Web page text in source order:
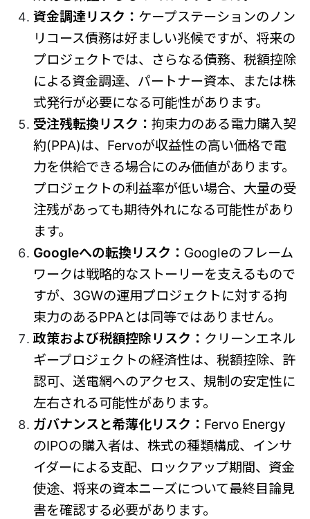
資金調達リスク： ケープステーションのノン
リコース債務は好ましい兆候ですが、将来の
プロジェクトでは、さらなる債務、税額控除
による資金調達、パートナー資本、または株
式発行が必要になる可能性があります。
受注残転換リスク： 拘束力のある電力購入契
約(PPA)は、Fervoが収益性の高い価格で電
力を供給できる場合にのみ価値があります。
プロジェクトの利益率が低い場合、大量の受
注残があっても期待外れになる可能性があり
ます。
Googleへの転換リスク： Googleのフレーム
ワークは戦略的なストーリーを支えるもので
すが、3GWの運用プロジェクトに対する拘
束力のあるPPAとは同等ではありません。
政策および税額控除リスク： クリーンエネル
ギープロジェクトの経済性は、税額控除、許
認可、送電網へのアクセス、規制の安定性に
左右される可能性があります。
ガバナンスと希薄化リスク： Fervo Energy
のIPOの購入者は、株式の種類構成、インサ
イダーによる支配、ロックアップ期間、資金
使途、将来の資本ニーズについて最終目論見
書を確認する必要があります。